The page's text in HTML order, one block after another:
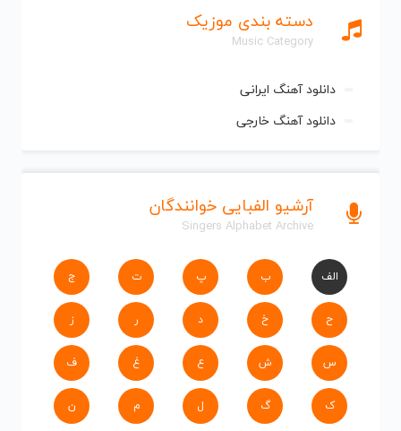
دسته بندی موزیک
Music Category
دانلود آهنگ ایرانی
دانلود آهنگ خارجی
آرشیو الفبایی خوانندگان
Singers Alphabet Archive
الف ب پ ت ج
ح خ د ر ز
س ش ع غ ف
ک گ ل م ن